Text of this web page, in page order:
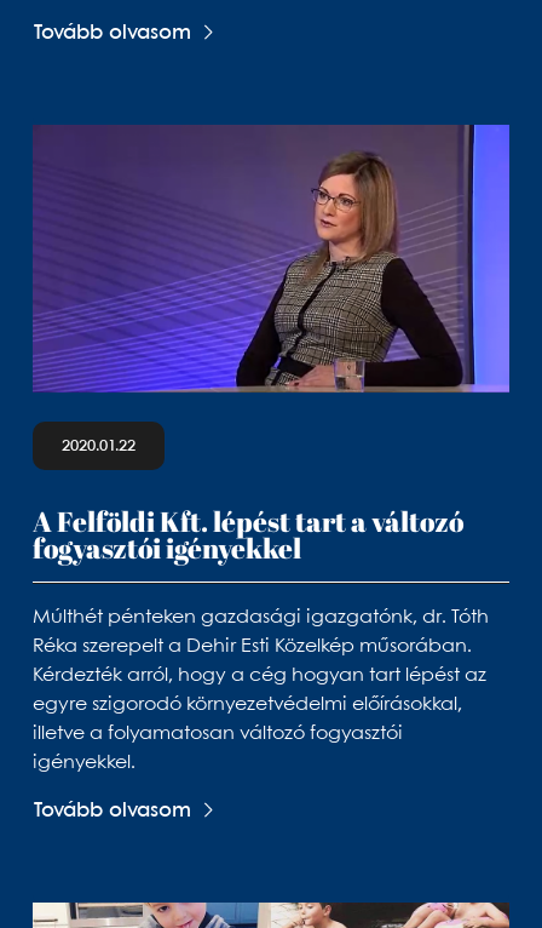
Tovább olvasom
2020.01.22
A Felföldi Kft. lépést tart a változó
fogyasztói igényekkel
Múlthét pénteken gazdasági igazgatónk, dr. Tóth
Réka szerepelt a Dehir Esti Közelkép műsorában.
Kérdezték arról, hogy a cég hogyan tart lépést az
egyre szigorodó környezetvédelmi előírásokkal,
illetve a folyamatosan változó fogyasztói
igényekkel.
Tovább olvasom